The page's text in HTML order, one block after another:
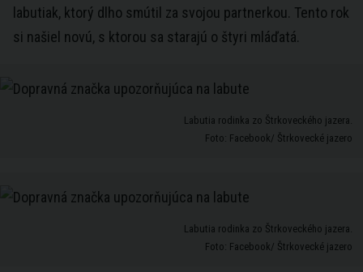
labutiak, ktorý dlho smútil za svojou partnerkou. Tento rok
si našiel novú, s ktorou sa starajú o štyri mláďatá.
Labutia rodinka zo Štrkoveckého jazera.
Foto: Facebook/ Štrkovecké jazero
Labutia rodinka zo Štrkoveckého jazera.
Foto: Facebook/ Štrkovecké jazero